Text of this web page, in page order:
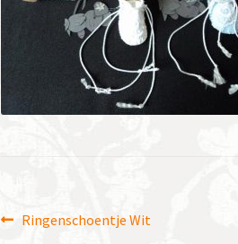
Bericht
Vorig
Ringenschoentje Wit